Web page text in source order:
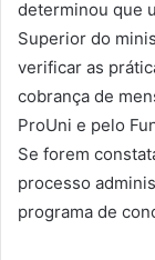
determinou que
Superior do
verificar as
cobrança de
ProUni e pelo
Se forem
processo
programa de